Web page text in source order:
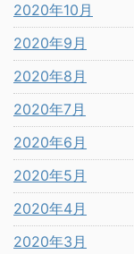
2020年10月
2020年9月
2020年8月
2020年7月
2020年6月
2020年5月
2020年4月
2020年3月